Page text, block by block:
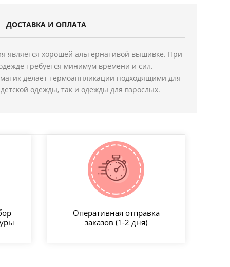
ДОСТАВКА И ОПЛАТА
является хорошей альтернативой вышивке. При
требуется минимум времени и сил.
делает термоаппликации подходящими для
одежды, так и одежды для взрослых.
Оперативная отправка
заказов (1-2 дня)